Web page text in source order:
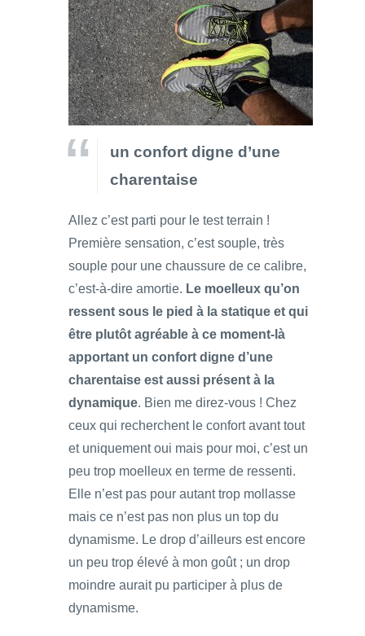
un confort digne d’une
charentaise
Allez c’est parti pour le test terrain !
Première sensation, c’est souple, très
souple pour une chaussure de ce calibre,
c’est-à-dire amortie. Le moelleux qu’on
ressent sous le pied à la statique et qui
être plutôt agréable à ce moment-là
apportant un confort digne d’une
charentaise est aussi présent à la
dynamique. Bien me direz-vous ! Chez
ceux qui recherchent le confort avant tout
et uniquement oui mais pour moi, c’est un
peu trop moelleux en terme de ressenti.
Elle n’est pas pour autant trop mollasse
mais ce n’est pas non plus un top du
dynamisme. Le drop d’ailleurs est encore
un peu trop élevé à mon goût ; un drop
moindre aurait pu participer à plus de
dynamisme.